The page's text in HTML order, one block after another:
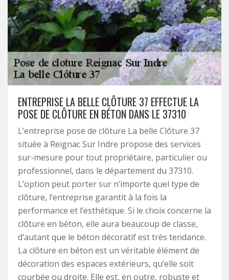
ENTREPRISE LA BELLE CLÔTURE 37 EFFECTUE LA
POSE DE CLÔTURE EN BÉTON DANS LE 37310
L’entreprise pose de clôture La belle Clôture 37
située à Reignac Sur Indre propose des services
sur-mesure pour tout propriétaire, particulier ou
professionnel, dans le département du 37310.
L’option peut porter sur n’importe quel type de
clôture, l’entreprise garantit à la fois la
performance et l’esthétique. Si le choix concerne la
clôture en béton, elle aura beaucoup de classe,
d’autant que le béton décoratif est très tendance.
La clôture en béton est un véritable élément de
décoration des espaces extérieurs, qu’elle soit
courbée ou droite. Elle est, en outre, robuste et